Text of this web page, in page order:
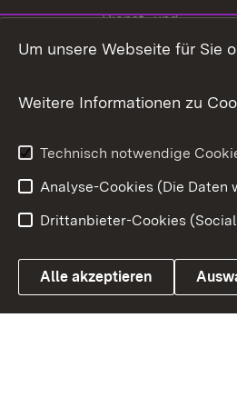
Dienst- und
Versorgungsbezüge
Weitere
Link zum
Um unsere Webseite für Sie
Weitere Informationen zu
Technisch notwendige
Analyse-Cookies (Die
Drittanbieter-Cookies
Alle akzeptieren